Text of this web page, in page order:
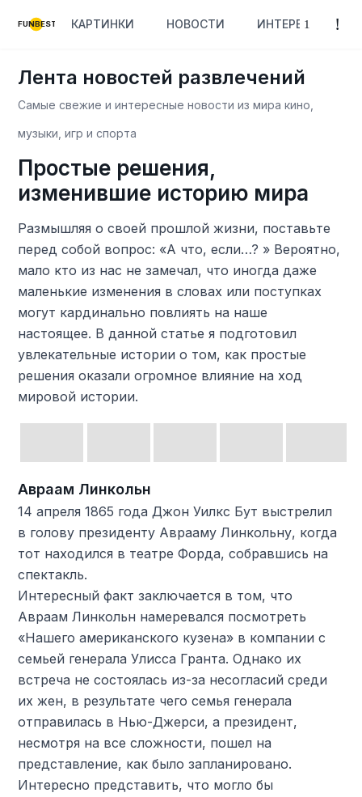
FUNBEST КАРТИНКИ НОВОСТИ ИНТЕРЕСНОЕ
Лента новостей развлечений
Самые свежие и интересные новости из мира кино,
музыки, игр и спорта
Простые решения,
изменившие историю мира
Размышляя о своей прошлой жизни, поставьте
перед собой вопрос: «А что, если…? » Вероятно,
мало кто из нас не замечал, что иногда даже
маленькие изменения в словах или поступках
могут кардинально повлиять на наше
настоящее. В данной статье я подготовил
увлекательные истории о том, как простые
решения оказали огромное влияние на ход
мировой истории.
Авраам Линкольн
14 апреля 1865 года Джон Уилкс Бут выстрелил
в голову президенту Аврааму Линкольну, когда
тот находился в театре Форда, собравшись на
спектакль.
Интересный факт заключается в том, что
Авраам Линкольн намеревался посмотреть
«Нашего американского кузена» в компании с
семьей генерала Улисса Гранта. Однако их
встреча не состоялась из-за несогласий среди
их жен, в результате чего семья генерала
отправилась в Нью-Джерси, а президент,
несмотря на все сложности, пошел на
представление, как было запланировано.
Интересно представить, что могло бы